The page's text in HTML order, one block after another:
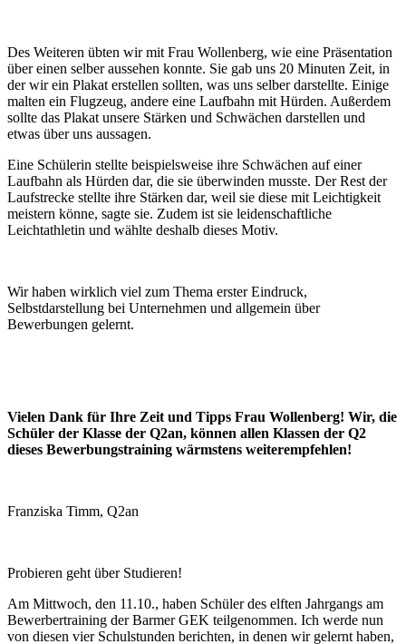
Des Weiteren übten wir mit Frau Wollenberg, wie eine Präsentation
über einen selber aussehen konnte. Sie gab uns 20 Minuten Zeit, in
der wir ein Plakat erstellen sollten, was uns selber darstellte. Einige
malten ein Flugzeug, andere eine Laufbahn mit Hürden. Außerdem
sollte das Plakat unsere Stärken und Schwächen darstellen und
etwas über uns aussagen.
Eine Schülerin stellte beispielsweise ihre Schwächen auf einer
Laufbahn als Hürden dar, die sie überwinden musste. Der Rest der
Laufstrecke stellte ihre Stärken dar, weil sie diese mit Leichtigkeit
meistern könne, sagte sie. Zudem ist sie leidenschaftliche
Leichtathletin und wählte deshalb dieses Motiv.
Wir haben wirklich viel zum Thema erster Eindruck,
Selbstdarstellung bei Unternehmen und allgemein über
Bewerbungen gelernt.
Vielen Dank für Ihre Zeit und Tipps Frau Wollenberg! Wir, die
Schüler der Klasse der Q2an, können allen Klassen der Q2
dieses Bewerbungstraining wärmstens weiterempfehlen!
Franziska Timm, Q2an
Probieren geht über Studieren!
Am Mittwoch, den 11.10., haben Schüler des elften Jahrgangs am
Bewerbertraining der Barmer GEK teilgenommen. Ich werde nun
von diesen vier Schulstunden berichten, in denen wir gelernt haben,